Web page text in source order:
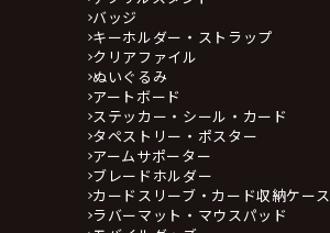
バッジ
キーホルダー・ストラップ
クリアファイル
ぬいぐるみ
アートボード
ステッカー・シール・カード
タペストリー・ポスター
アームサポーター
ブレードホルダー
カードスリーブ・カード収納ケース
ラバーマット・マウスパッド